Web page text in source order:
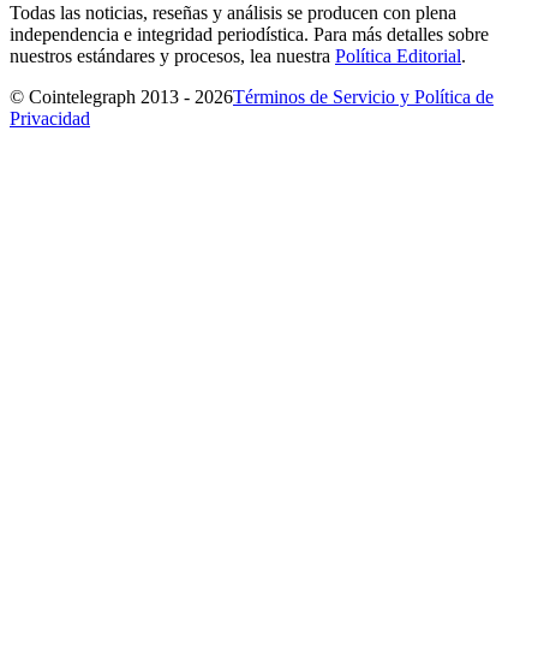
Todas las noticias, reseñas y análisis se producen con plena
independencia e integridad periodística. Para más detalles sobre
nuestros estándares y procesos, lea nuestra Política Editorial.
© Cointelegraph 2013 - 2026Términos de Servicio y Política de
Privacidad